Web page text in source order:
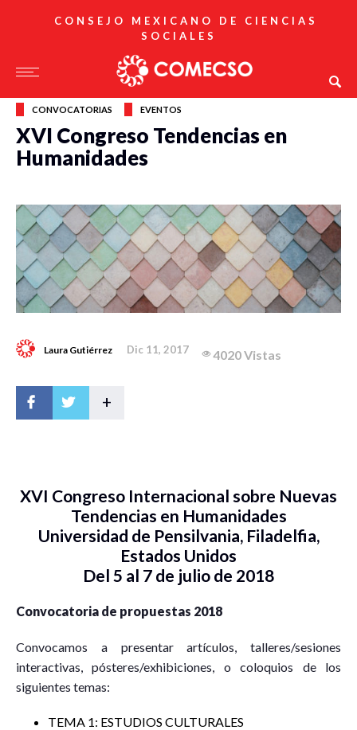
CONSEJO MEXICANO DE CIENCIAS
SOCIALES
CONVOCATORIAS EVENTOS
XVI Congreso Tendencias en
Humanidades
Laura Gutiérrez Dic 11, 2017 4020 Vistas
+
XVI Congreso Internacional sobre Nuevas
Tendencias en Humanidades
Universidad de Pensilvania, Filadelfia,
Estados Unidos
Del 5 al 7 de julio de 2018
Convocatoria de propuestas 2018
Convocamos a presentar artículos, talleres/sesiones
interactivas, pósteres/exhibiciones, o coloquios de los
siguientes temas:
TEMA 1: ESTUDIOS CULTURALES